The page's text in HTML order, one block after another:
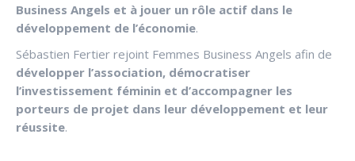
Business Angels et à jouer un rôle actif dans le
développement de l’économie.
Sébastien Fertier rejoint Femmes Business Angels afin de
développer l’association, démocratiser
l’investissement féminin et d’accompagner les
porteurs de projet dans leur développement et leur
réussite.